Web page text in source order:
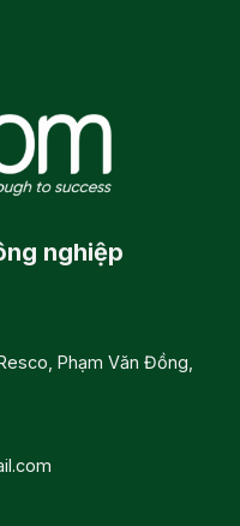
nghiệp
Phạm Văn Đồng,